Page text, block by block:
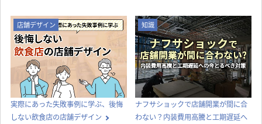
店舗デザイン
実際にあった失敗事例に学ぶ、後悔
しない飲食店の店舗デザイン
知識
ナフサショックで店舗開業が間に合
わない？内装費用高騰と工期遅延へ